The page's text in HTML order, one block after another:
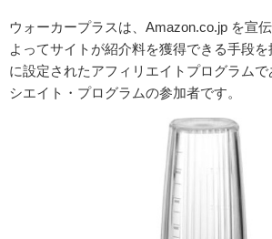
ウォーカープラスは、Amazon.co.jp を宣
よってサイトが紹介料を獲得できる手段
に設定されたアフィリエイトプログラム
シエイト・プログラムの参加者です。